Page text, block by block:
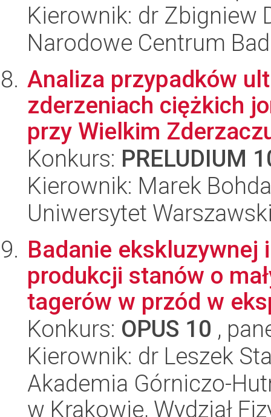
Kierownik: dr Zbigniew
Narodowe Centrum
Analiza przypadków
zderzeniach ciężkich
przy Wielkim
Konkurs: PRELUDIUM
Kierownik: Marek
Uniwersytet
Badanie ekskluzywnej
produkcji stanów o
tagerów w przód w
Konkurs: OPUS 10 ,
Kierownik: dr Leszek
Akademia Górniczo-
w Krakowie, Wydział